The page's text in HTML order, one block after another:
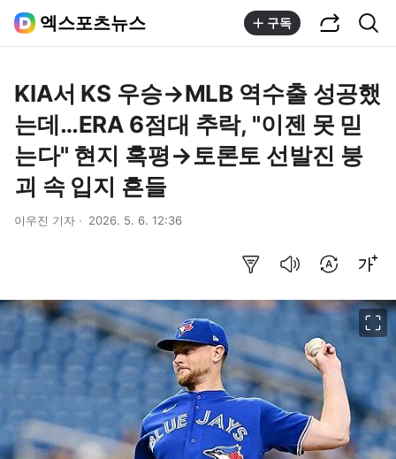
엑스포츠뉴스 구독
KIA서 KS 우승→MLB 역수출 성공했
는데…ERA 6점대 추락, "이젠 못 믿
는다" 현지 혹평→토론토 선발진 붕
괴 속 입지 흔들
이우진 기자 2026. 5. 6. 12:36